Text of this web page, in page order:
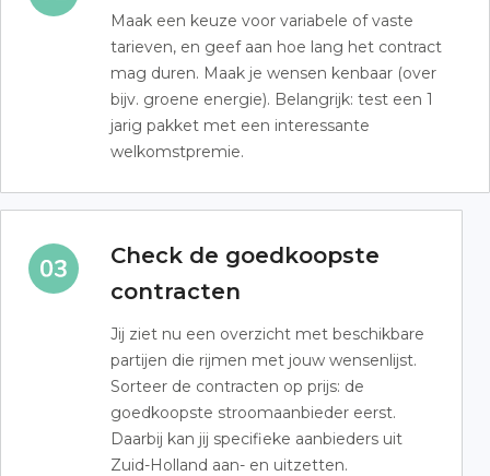
Maak een keuze voor variabele of vaste
tarieven, en geef aan hoe lang het contract
mag duren. Maak je wensen kenbaar (over
bijv. groene energie). Belangrijk: test een 1
jarig pakket met een interessante
welkomstpremie.
Check de goedkoopste
contracten
Jij ziet nu een overzicht met beschikbare
partijen die rijmen met jouw wensenlijst.
Sorteer de contracten op prijs: de
goedkoopste stroomaanbieder eerst.
Daarbij kan jij specifieke aanbieders uit
Zuid-Holland aan- en uitzetten.